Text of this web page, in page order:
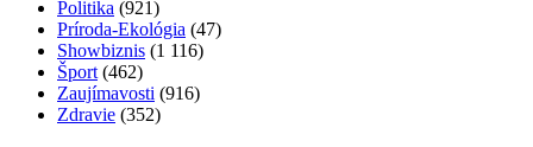
Politika (921)
Príroda-Ekológia (47)
Showbiznis (1 116)
Šport (462)
Zaujímavosti (916)
Zdravie (352)